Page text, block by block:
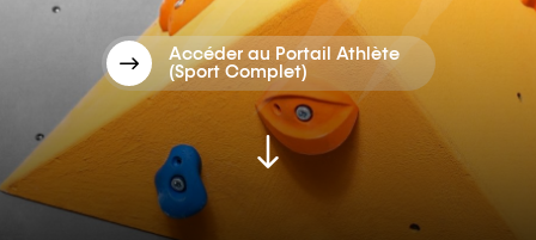
Accéder au Portail Athlète
(Sport Complet)